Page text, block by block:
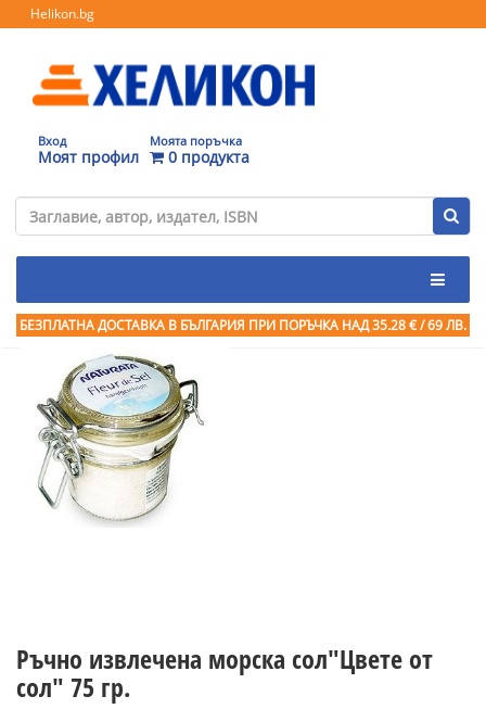
Helikon.bg
Вход
Моят профил
Моята поръчка
0 продукта
БЕЗПЛАТНА ДОСТАВКА В БЪЛГАРИЯ ПРИ ПОРЪЧКА НАД 35.28 € / 69 ЛВ.
Ръчно извлечена морска сол"Цвете от
сол" 75 гр.